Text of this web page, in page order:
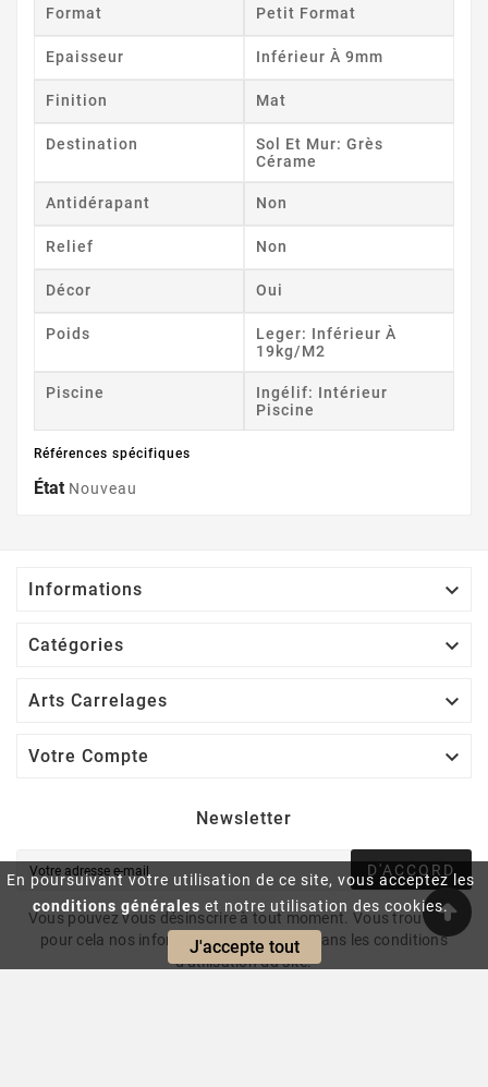
En poursuivant votre utilisation de ce site, vous acceptez les
conditions générales et notre utilisation des cookies.
J'accepte tout
Format Petit Format
Epaisseur Inférieur À 9mm
Finition Mat
Destination
Sol Et Mur: Grès
Cérame
Antidérapant Non
Relief Non
Décor Oui
Poids
Leger: Inférieur À
19kg/m2
Piscine
Ingélif: Intérieur
Piscine
Références spécifiques
État Nouveau
Informations 
Catégories 
Arts Carrelages 
Votre Compte 
Newsletter
D'ACCORD
Vous pouvez vous désinscrire à tout moment. Vous trouverez
pour cela nos informations de contact dans les conditions
d'utilisation du site.